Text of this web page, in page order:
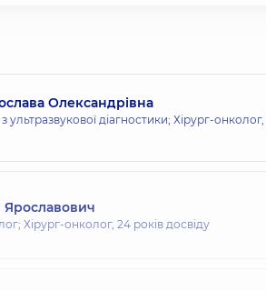
No 4.-
Олександрівна
ультразвукової діагностики; Хірург-онколог,
Хірург-онколог, 24 років досвіду